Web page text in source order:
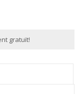
gratuït!